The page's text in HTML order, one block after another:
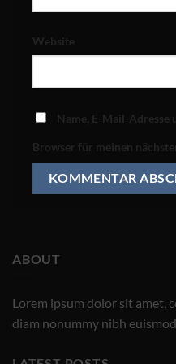
Website
Name, E-Mail-Adresse
Browser für meinen
ABOUT
Lorem ipsum dolor sit amet,
diam nonummy nibh